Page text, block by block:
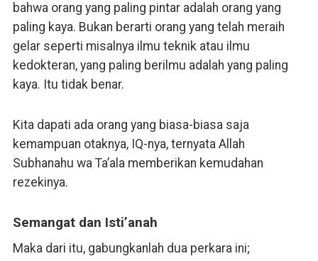
bahwa orang yang paling pintar adalah orang yang
paling kaya. Bukan berarti orang yang telah meraih
gelar seperti misalnya ilmu teknik atau ilmu
kedokteran, yang paling berilmu adalah yang paling
kaya. Itu tidak benar.
Kita dapati ada orang yang biasa-biasa saja
kemampuan otaknya, IQ-nya, ternyata Allah
Subhanahu wa Ta’ala memberikan kemudahan
rezekinya.
Semangat dan Isti’anah
Maka dari itu, gabungkanlah dua perkara ini;